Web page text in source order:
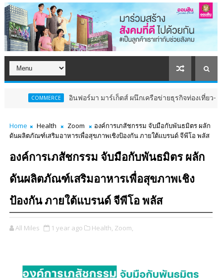
อินฟอร์มา มาร์เก็ตส์ ผนึกเครือข่ายธุรกิจท่องเที่ยว-บริการ จัด Food
Home Health Zoom
องค์การเภสัชกรรม จับมือกับพันธมิตร ผลัก
ดันผลิตภัณฑ์เสริมอาหารเพื่อสุขภาพเชิงป้องกัน ภายใต้แบรนด์ จีพีโอ พลัส
องค์การเภสัชกรรม จับมือกับพันธมิตร ผลัก
ดันผลิตภัณฑ์เสริมอาหารเพื่อสุขภาพเชิง
ป้องกัน ภายใต้แบรนด์ จีพีโอ พลัส
All Miles 1 year ago Health, Zoom,